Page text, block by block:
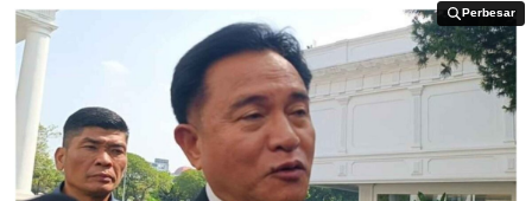
Perbesar
Perbesar